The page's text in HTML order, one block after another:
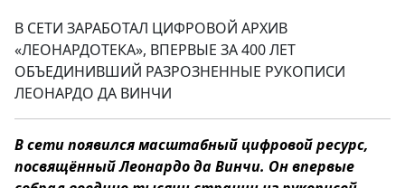
В СЕТИ ЗАРАБОТАЛ ЦИФРОВОЙ АРХИВ
«ЛЕОНАРДОТЕКА», ВПЕРВЫЕ ЗА 400 ЛЕТ
ОБЪЕДИНИВШИЙ РАЗРОЗНЕННЫЕ РУКОПИСИ
ЛЕОНАРДО ДА ВИНЧИ
В сети появился масштабный цифровой ресурс,
посвящённый Леонардо да Винчи. Он впервые